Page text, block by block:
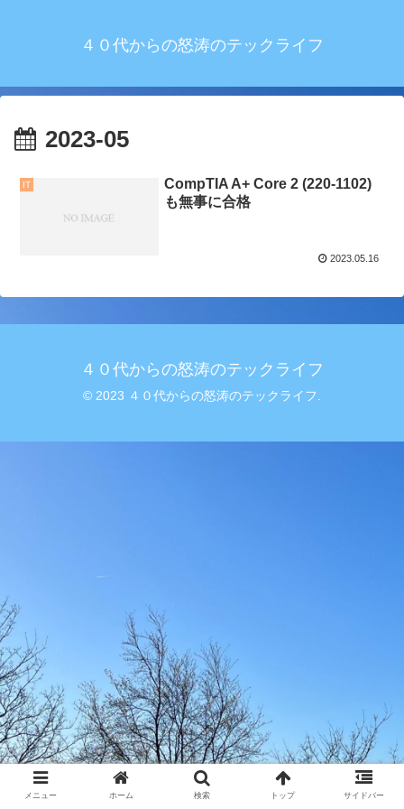
４０代からの怒涛のテックライフ
2023-05
IT
CompTIA A+ Core 2 (220-1102)
も無事に合格
2023.05.16
４０代からの怒涛のテックライフ
© 2023 ４０代からの怒涛のテックライフ.
メニュー ホーム 検索 トップ サイドバー